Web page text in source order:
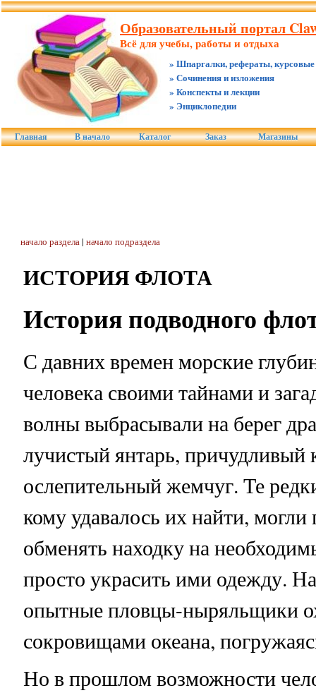
Образовательный портал
Всё для учебы, работы и отдыха
» Шпаргалки, рефераты, курсовые
» Сочинения и изложения
» Конспекты и лекции
» Энциклопедии
Главная В начало Каталог Заказ Магазины
начало раздела| начало подраздела
ИСТОРИЯ ФЛОТА
История подводного
С давних времен морские
человека своими тайнами и
волны выбрасывали на берег
лучистый янтарь, причудливый
ослепительный жемчуг. Те
кому удавалось их найти, могли
обменять находку на
просто украсить ими одежду.
опытные пловцы-ныряльщики
сокровищами океана,
Но в прошлом возможности